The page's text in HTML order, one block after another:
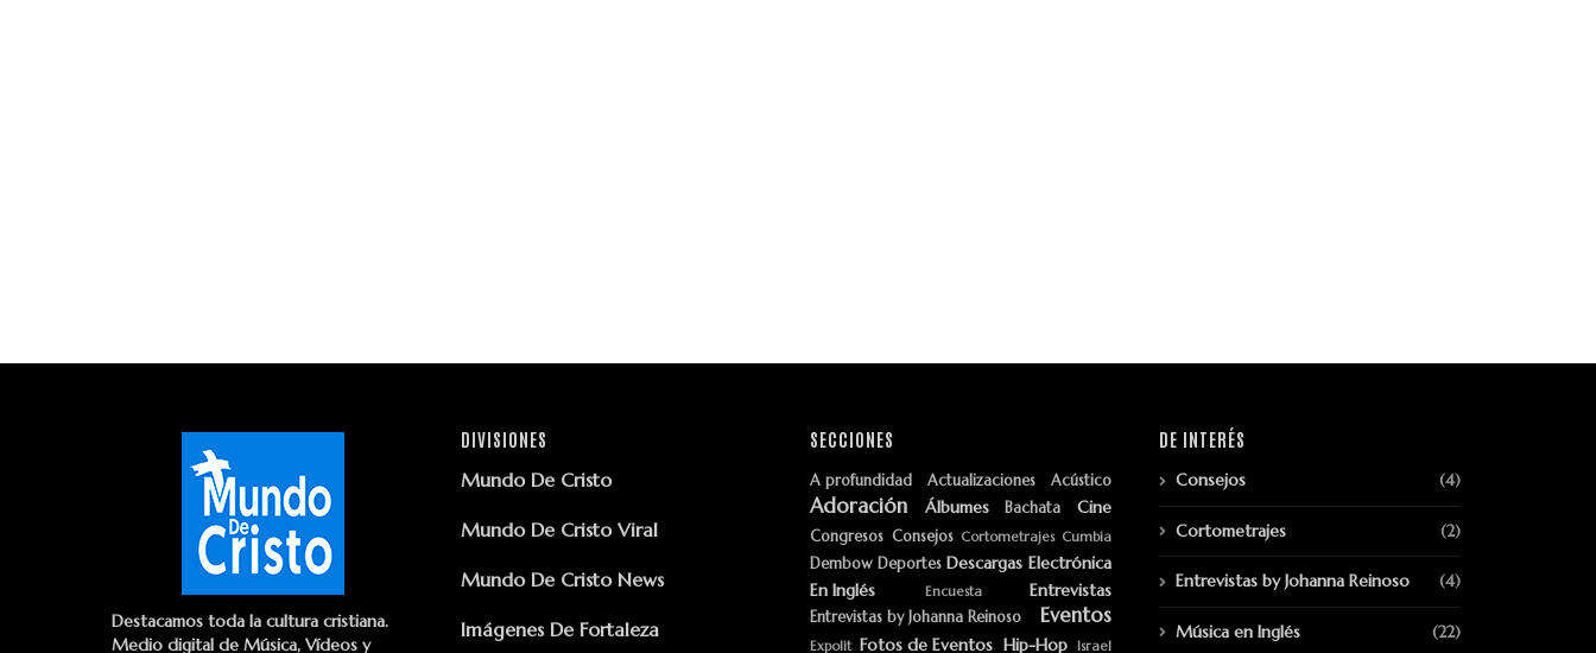
Destacamos toda la cultura cristiana.
Medio digital de Música, Vídeos y
DIVISIONES
Mundo De Cristo
Mundo De Cristo Viral
Mundo De Cristo News
Imágenes De Fortaleza
SECCIONES
A profundidad Actualizaciones Acústico
Adoración Álbumes Bachata Cine
Congresos Consejos Cortometrajes Cumbia
Dembow Deportes Descargas Electrónica
En Inglés
Encuesta Entrevistas
Entrevistas by Johanna Reinoso Eventos
Expolit Fotos de Eventos Hip-Hop Israel
DE INTERÉS
Consejos (4)
Cortometrajes (2)
Entrevistas by Johanna Reinoso (4)
Música en Inglés (22)